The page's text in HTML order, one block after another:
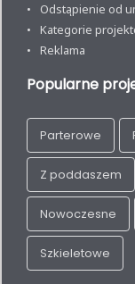
Odstąpienie od
Kategorie
Reklama
Popularne
Parterowe
Z poddaszem
Nowoczesne
Szkieletowe